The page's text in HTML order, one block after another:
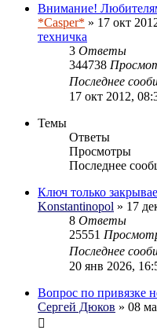
Внимание!
*Casper* » 17 окт
техничка
3 Ответы
344738
Последнее
17 окт 2012,
Темы
Ответы
Просмотры
Последнее
Ключ только
Konstantinopol » 17
8 Ответы
25551
Последнее
20 янв 2026,
Вопрос по привязке
Сергей Дюков » 08